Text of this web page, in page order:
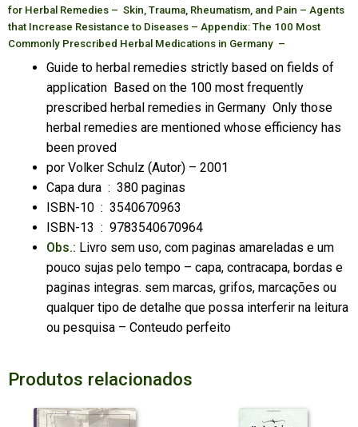
for Herbal Remedies – Skin, Trauma, Rheumatism, and Pain – Agents
that Increase Resistance to Diseases – Appendix: The 100 Most
Commonly Prescribed Herbal Medications in Germany –
Guide to herbal remedies strictly based on fields of
application Based on the 100 most frequently
prescribed herbal remedies in Germany Only those
herbal remedies are mentioned whose efficiency has
been proved
por Volker Schulz (Autor) – 2001
Capa dura ‏ : ‎ 380 paginas
ISBN-10 ‏ : ‎ 3540670963
ISBN-13 ‏ : ‎ 9783540670964
Obs.: Livro sem uso, com paginas amareladas e um
pouco sujas pelo tempo – capa, contracapa, bordas e
paginas integras. sem marcas, grifos, marcações ou
qualquer tipo de detalhe que possa interferir na leitura
ou pesquisa – Conteudo perfeito
Produtos relacionados